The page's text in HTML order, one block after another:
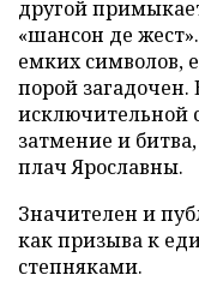
другой
«шансон де
емких символов,
порой загадочен.
исключительной
затмение и
плач Ярославны.
Значителен и
как призыва к
степняками.